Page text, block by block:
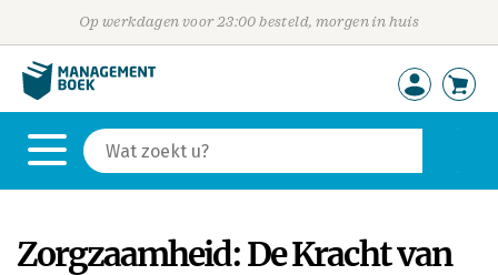
Op werkdagen voor 23:00 besteld, morgen in huis
Zorgzaamheid: De Kracht van